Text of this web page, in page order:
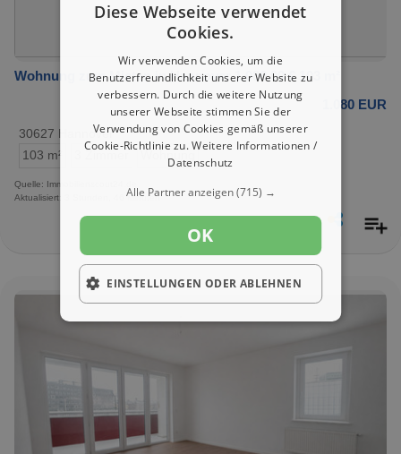
Wohnung zum Mieten in Hannover 1.080,00 € 103 m²
1.080 EUR
30627 Hannover
103 m²
Quelle: Immobilienscout24.de
Aktualisiert: 3 Stunden, 46 Minuten
Diese Webseite verwendet
Cookies.
Wir verwenden Cookies, um die
Benutzerfreundlichkeit unserer Website zu
verbessern. Durch die weitere Nutzung
unserer Webseite stimmen Sie der
Verwendung von Cookies gemäß unserer
Cookie-Richtlinie zu.Weitere Informationen /
Datenschutz
Alle Partner anzeigen(715) →
OK
EINSTELLUNGEN ODER ABLEHNEN